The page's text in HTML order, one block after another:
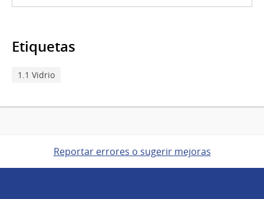
Etiquetas
1.1 Vidrio
Reportar errores o sugerir mejoras